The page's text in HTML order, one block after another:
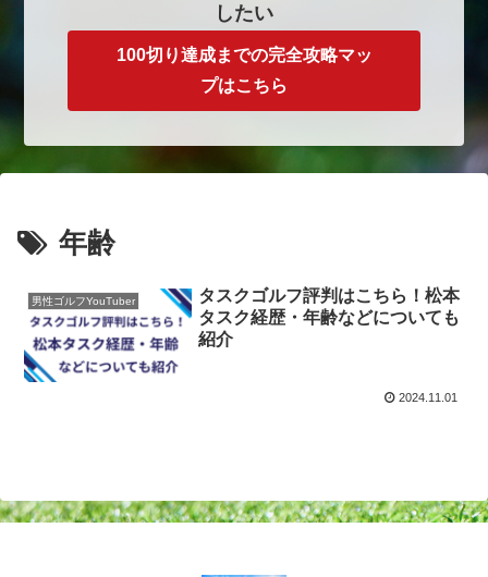
したい
100切り達成までの完全攻略マッ
プはこちら
年齢
男性ゴルフYouTuber
タスクゴルフ評判はこちら！松本
タスク経歴・年齢などについても
紹介
2024.11.01